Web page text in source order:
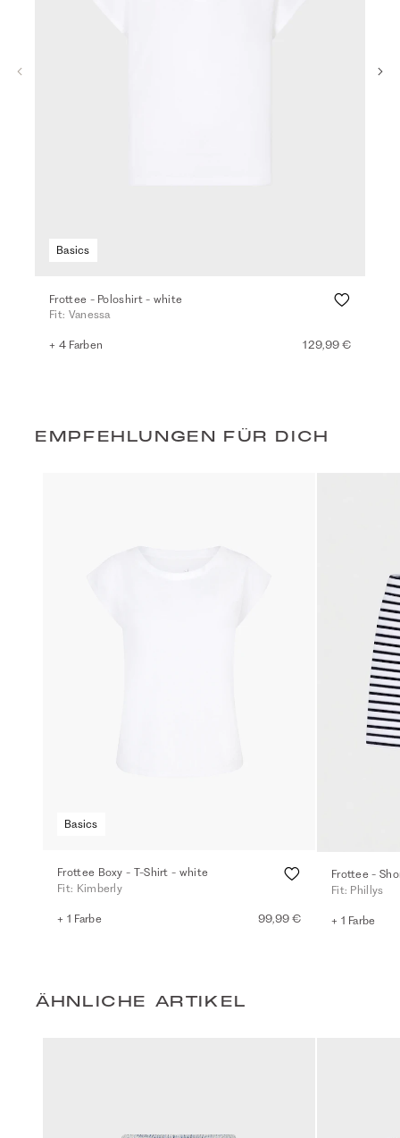
Basics
Frottee - Poloshirt - white
Fit: Vanessa
+ 4 Farben 129,99 €
EMPFEHLUNGEN FÜR DICH
Basics
Frottee Boxy - T-Shirt - white
Fit: Kimberly
+ 1 Farbe 99,99 €
Frottee -
Fit: Phillys
+ 1 Farbe
ÄHNLICHE ARTIKEL